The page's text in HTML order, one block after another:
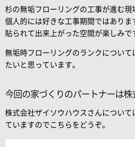
杉の無垢フローリングの工事が進む現
個人的には好きな工事期間ではあり
貼られて出来上がった空間が楽しみで
無垢時フローリングのランクについて
たいと思っています。
今回の家づくりのパートナーは
株式会社ザイソウハウスさんについて
ていますのでこちらをどうぞ。